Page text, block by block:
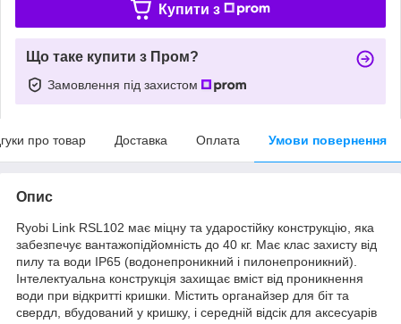
Купити з
Що таке купити з Пром?
Замовлення під захистом
про товар Доставка Оплата Умови повернення
Опис
Ryobi Link RSL102 має міцну та ударостійку конструкцію, яка
забезпечує вантажопідйомність до 40 кг. Має клас захисту від
пилу та води IP65 (водонепроникний і пилонепроникний).
Інтелектуальна конструкція захищає вміст від проникнення
води при відкритті кришки. Містить органайзер для біт та
свердл, вбудований у кришку, і середній відсік для аксесуарів